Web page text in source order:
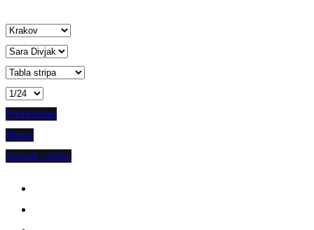
Prethodno
Iduće
Spisak crtača